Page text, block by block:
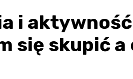
i aktywność
się skupić a